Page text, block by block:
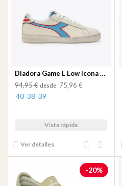
Diadora Game L Low Icona White/Dusk Blue
94,95 € desde 75,96 €
40 38 39
Vista rápida
Ver detalles
Añadir
lista
de
Añadir
al
comparador
-20%